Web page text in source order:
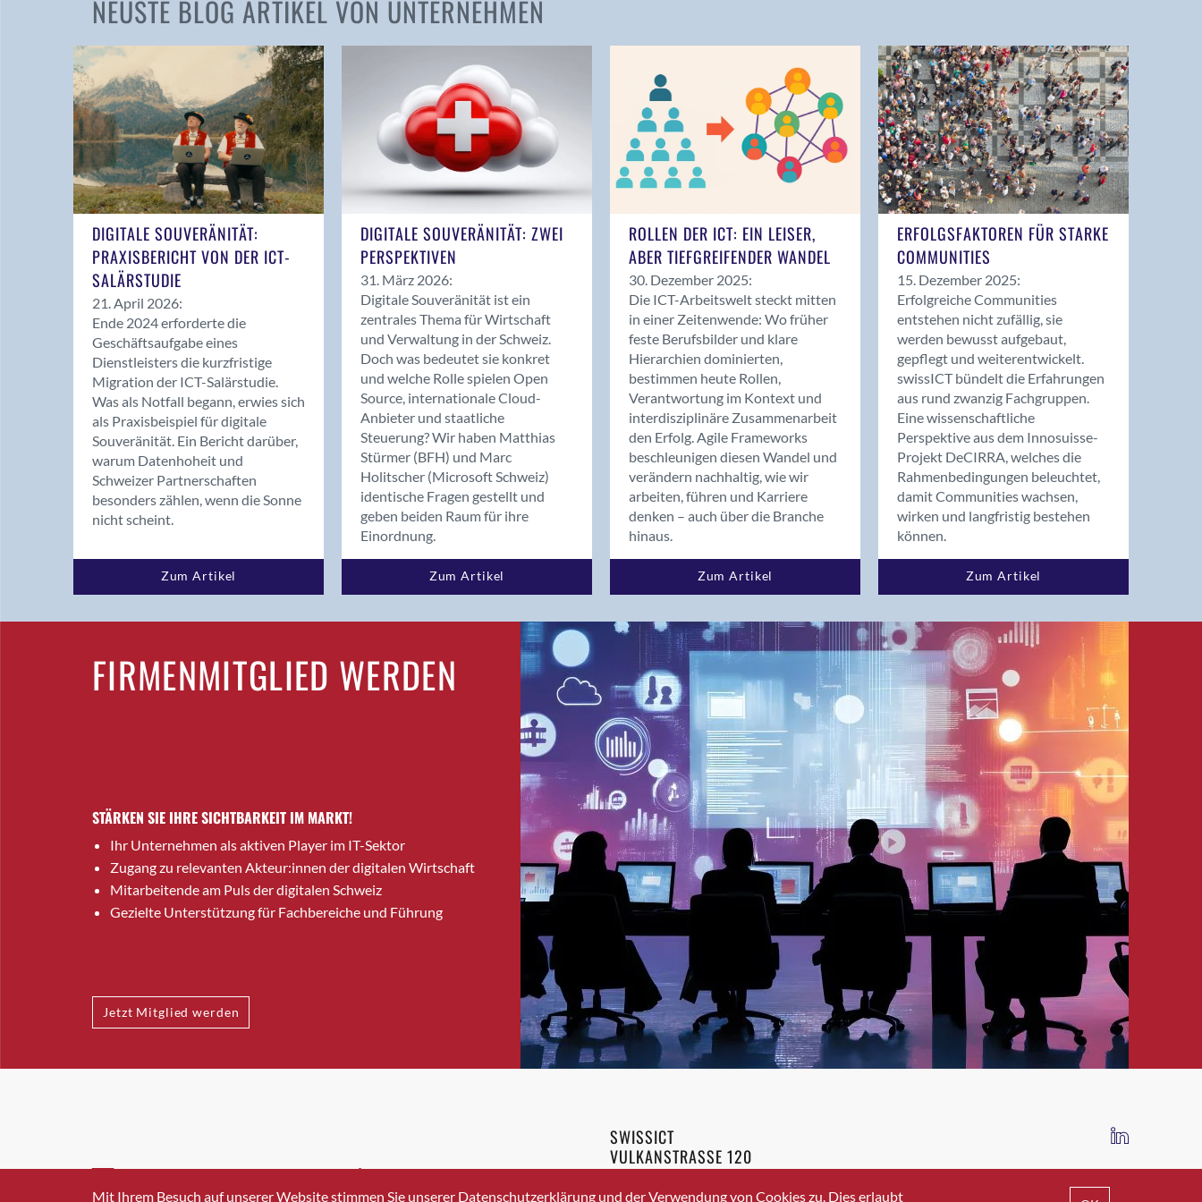
Andelfingen
Balsthal
Balzers
Bassersdorf
Benken (SG)
Bergdietikon
Bern - Liebefeld
Birsfelden
Bolligen
Bonaduz
Bonstetten
Bottighofen
Bremgarten bei Bern
Brig-Glis
Bronschhofen
Brugg
Brugg AG
Burgdorf
Bäretswil
Bülach
Cazis
Crissier
Davos Platz
NEUSTE BLOG ARTIKEL VON UNTERNEHMEN
DIGITALE SOUVERÄNITÄT:
PRAXISBERICHT VON DER ICT-
SALÄRSTUDIE
21. April 2026:
Ende 2024 erforderte die
Geschäftsaufgabe eines
Dienstleisters die kurzfristige
Migration der ICT-Salärstudie.
Was als Notfall begann, erwies sich
als Praxisbeispiel für digitale
Souveränität. Ein Bericht darüber,
warum Datenhoheit und
Schweizer Partnerschaften
besonders zählen, wenn die Sonne
nicht scheint.
Zum Artikel
DIGITALE SOUVERÄNITÄT: ZWEI
PERSPEKTIVEN
31. März 2026:
Digitale Souveränität ist ein
zentrales Thema für Wirtschaft
und Verwaltung in der Schweiz.
Doch was bedeutet sie konkret
und welche Rolle spielen Open
Source, internationale Cloud-
Anbieter und staatliche
Steuerung? Wir haben Matthias
Stürmer (BFH) und Marc
Holitscher (Microsoft Schweiz)
identische Fragen gestellt und
geben beiden Raum für ihre
Einordnung.
Zum Artikel
ROLLEN DER ICT: EIN LEISER,
ABER TIEFGREIFENDER WANDEL
30. Dezember 2025:
Die ICT-Arbeitswelt steckt mitten
in einer Zeitenwende: Wo früher
feste Berufsbilder und klare
Hierarchien dominierten,
bestimmen heute Rollen,
Verantwortung im Kontext und
interdisziplinäre Zusammenarbeit
den Erfolg. Agile Frameworks
beschleunigen diesen Wandel und
verändern nachhaltig, wie wir
arbeiten, führen und Karriere
denken – auch über die Branche
hinaus.
Zum Artikel
ERFOLGSFAKTOREN FÜR STARKE
COMMUNITIES
15. Dezember 2025:
Erfolgreiche Communities
entstehen nicht zufällig, sie
werden bewusst aufgebaut,
gepflegt und weiterentwickelt.
swissICT bündelt die Erfahrungen
aus rund zwanzig Fachgruppen.
Eine wissenschaftliche
Perspektive aus dem Innosuisse-
Projekt DeCIRRA, welches die
Rahmenbedingungen beleuchtet,
damit Communities wachsen,
wirken und langfristig bestehen
können.
Zum Artikel
FIRMENMITGLIED WERDEN
STÄRKEN SIE IHRE SICHTBARKEIT IM MARKT!
Ihr Unternehmen als aktiven Player im IT-Sektor
Zugang zu relevanten Akteur:innen der digitalen Wirtschaft
Mitarbeitende am Puls der digitalen Schweiz
Gezielte Unterstützung für Fachbereiche und Führung
Jetzt Mitglied werden
INFO@SWISSICT.CH +41 43 336 40 20
SWISSICT
VULKANSTRASSE 120
8048 ZURICH
IMPRESSUM DATENSCHUTZ AGB
Mit Ihrem Besuch auf unserer Website stimmen Sie unserer Datenschutzerklärung und der Verwendung von Cookies zu. Dies erlaubt